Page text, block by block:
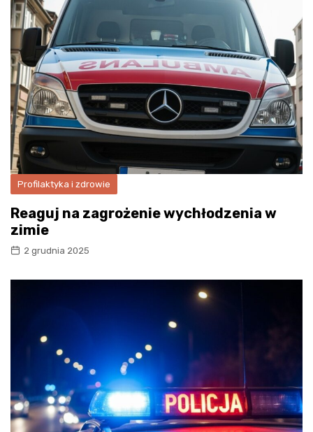
Profilaktyka i zdrowie
Reaguj na zagrożenie wychłodzenia w
zimie
2 grudnia 2025